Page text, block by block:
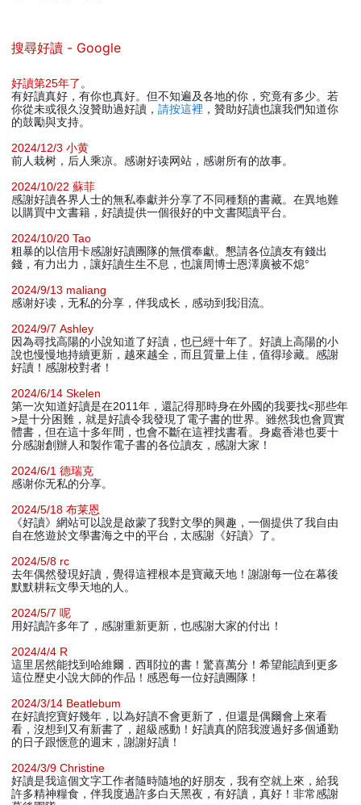
搜尋好讀 - Google
好讀第25年了 。
有好讀真好，有你也真好。但不知遍及各地的你，究竟有多少。若
你從未或很久沒贊助過好讀，請按這裡 ，贊助好讀也讓我們知道你
的鼓勵與支持。
2024/12/3 小黄
前人栽树，后人乘凉。感谢好读网站，感谢所有的故事。
2024/10/22 蘇菲
感謝好讀各界人士的無私奉獻并分享了不同種類的書藏。在異地難
以購買中文書籍，好讀提供一個很好的中文書閱讀平台。
2024/10/20 Tao
粗暴的以信用卡感謝好讀團隊的無償奉獻。懇請各位讀友有錢出
錢，有力出力，讓好讀生生不息，也讓周博士恩澤廣被不熄°
2024/9/13 maliang
感谢好读，无私的分享，伴我成长，感动到我泪流。
2024/9/7 Ashley
因為尋找高陽的小說知道了好讀，也已經十年了。好讀上高陽的小
說也慢慢地持續更新，越來越全，而且質量上佳，值得珍藏。感謝
好讀！感謝校對者！
2024/6/14 Skelen
第一次知道好讀是在2011年，還記得那時身在外國的我要找<那些年
>是十分困難，就是好讀令我發現了電子書的世界。雖然我也會買實
體書，但在這十多年間，也會不斷在這裡找書看。身處香港也要十
分感謝創辦人和製作電子書的各位讀友，感謝大家！
2024/6/1 德瑞克
感谢你无私的分享。
2024/5/18 布莱恩
《好讀》網站可以說是啟蒙了我對文學的興趣，一個提供了我自由
自在悠遊於文學書海之中的平台，太感謝《好讀》了。
2024/5/8 rc
去年偶然發現好讀，覺得這裡根本是寶藏天地！謝謝每一位在幕後
默默耕耘文學天地的人。
2024/5/7 呢
用好讀許多年了，感謝重新更新，也感謝大家的付出！
2024/4/4 R
這里居然能找到哈維爾．西耶拉的書！驚喜萬分！希望能讀到更多
這位歷史小說大師的作品！感恩每一位好讀團隊！
2024/3/14 Beatlebum
在好讀挖寶好幾年，以為好讀不會更新了，但還是偶爾會上來看
看，沒想到又有新書了，超級感動！好讀真的陪我渡過好多個通勤
的日子跟愜意的週末，謝謝好讀！
2024/3/9 Christine
好讀是我這個文字工作者隨時隨地的好朋友，我有空就上來，給我
許多精神糧食，伴我度過許多白天黑夜，有好讀，真好！非常感謝